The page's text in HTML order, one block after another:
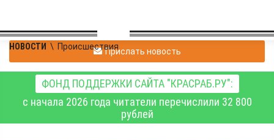
НОВОСТИ \ ПроисшествияПрислать новость
ФОНД ПОДДЕРЖКИ САЙТА "КРАСРАБ.РУ":
с начала 2026 года читатели перечислили 32 800
рублей